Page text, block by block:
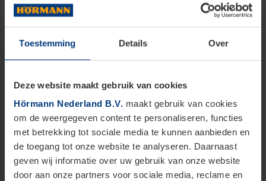
Toestemming Details Over
Deze website maakt gebruik van cookies
Hörmann Nederland B.V. maakt gebruik van cookies
om de weergegeven content te personaliseren, functies
met betrekking tot sociale media te kunnen aanbieden en
de toegang tot onze website te analyseren. Daarnaast
geven wij informatie over uw gebruik van onze website
door aan onze partners voor sociale media, reclame en